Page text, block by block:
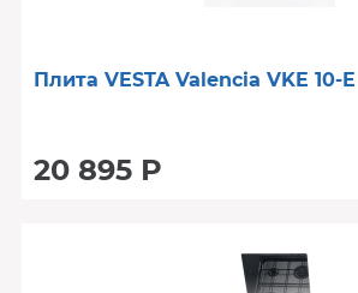
Плита VESTA Valencia VKE 10-
20 895 Р